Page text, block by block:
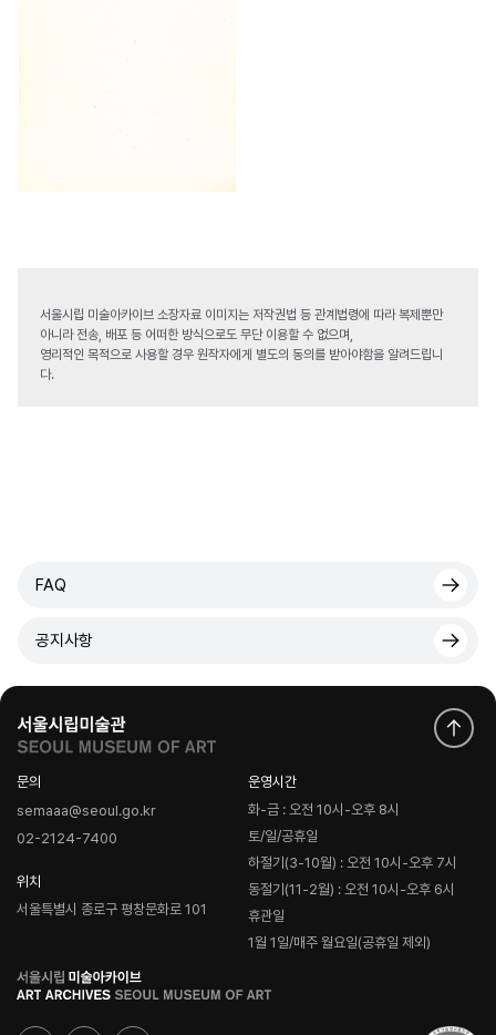
서울시립 미술아카이브 소장자료 이미지는 저작권법 등 관계법령에 따라 복제뿐만
아니라 전송, 배포 등 어떠한 방식으로도 무단 이용할 수 없으며,
영리적인 목적으로 사용할 경우 원작자에게 별도의 동의를 받아야함을 알려드립니
다.
FAQ
공지사항
문의
semaaa@seoul.go.kr
02-2124-7400
위치
서울특별시 종로구 평창문화로 101
운영시간
화-금 : 오전 10시-오후 8시
토/일/공휴일
하절기(3-10월) : 오전 10시-오후 7시
동절기(11-2월) : 오전 10시-오후 6시
휴관일
1월 1일/매주 월요일(공휴일 제외)
로
고